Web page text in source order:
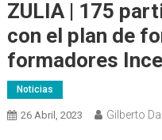
ZULIA | 175
con el plan de
formadores
Noticias
26 Abril, 2023 Gilberto